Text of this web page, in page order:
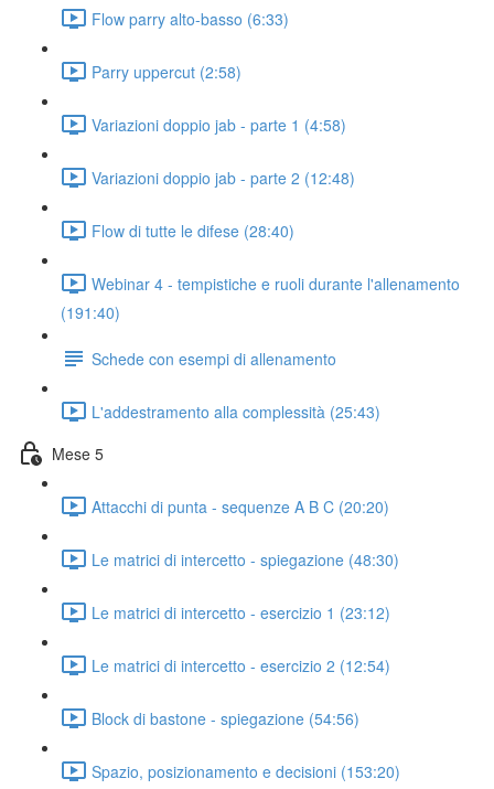
Flow parry alto-basso (6:33)
Parry uppercut (2:58)
Variazioni doppio jab - parte 1 (4:58)
Variazioni doppio jab - parte 2 (12:48)
Flow di tutte le difese (28:40)
Webinar 4 - tempistiche e ruoli durante l'allenamento
(191:40)
Schede con esempi di allenamento
L'addestramento alla complessità (25:43)
Mese 5
Attacchi di punta - sequenze A B C (20:20)
Le matrici di intercetto - spiegazione (48:30)
Le matrici di intercetto - esercizio 1 (23:12)
Le matrici di intercetto - esercizio 2 (12:54)
Block di bastone - spiegazione (54:56)
Spazio, posizionamento e decisioni (153:20)